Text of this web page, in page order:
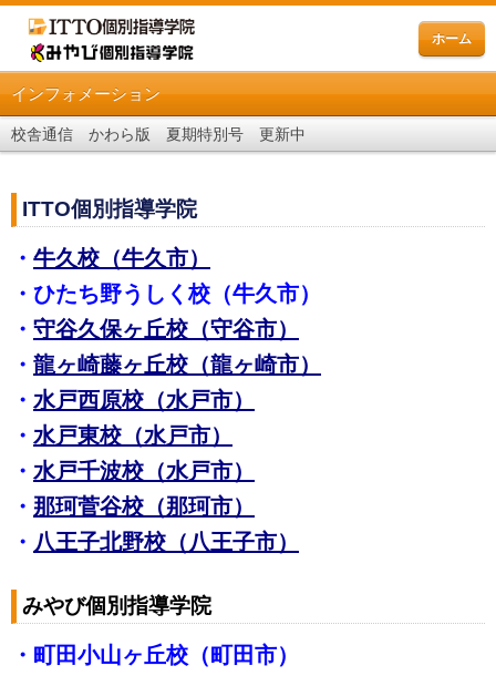
ホーム
インフォメーション
校舎通信 かわら版 夏期特別号 更新中
ITTO個別指導学院
・ 牛久校（牛久市）
・ ひたち野うしく校（牛久市）
・ 守谷久保ヶ丘校（守谷市）
・ 龍ヶ崎藤ヶ丘校（龍ヶ崎市）
・ 水戸西原校（水戸市）
・ 水戸東校（水戸市）
・ 水戸千波校（水戸市）
・ 那珂菅谷校（那珂市）
・ 八王子北野校（八王子市）
みやび個別指導学院
・ 町田小山ヶ丘校（町田市）